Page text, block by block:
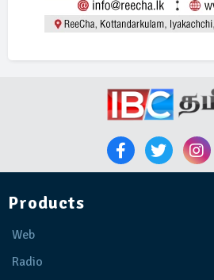
Products
Web
Radio